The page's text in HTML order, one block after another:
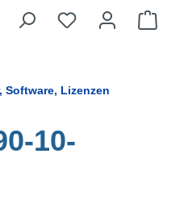
Software, Lizenzen
10-